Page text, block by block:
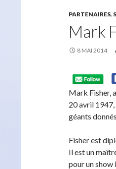
PARTENAIRES,
Mark
8 MAI 2014
Mark Fisher,
20 avril
géants
Fisher est
Il est un
pour un